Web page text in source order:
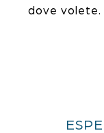
dove volete.